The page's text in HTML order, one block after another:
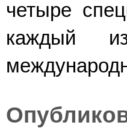
четыре
каждый